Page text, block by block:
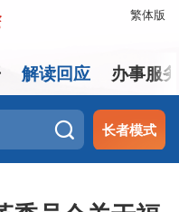
繁体版
解读回应 办事服
长者模式